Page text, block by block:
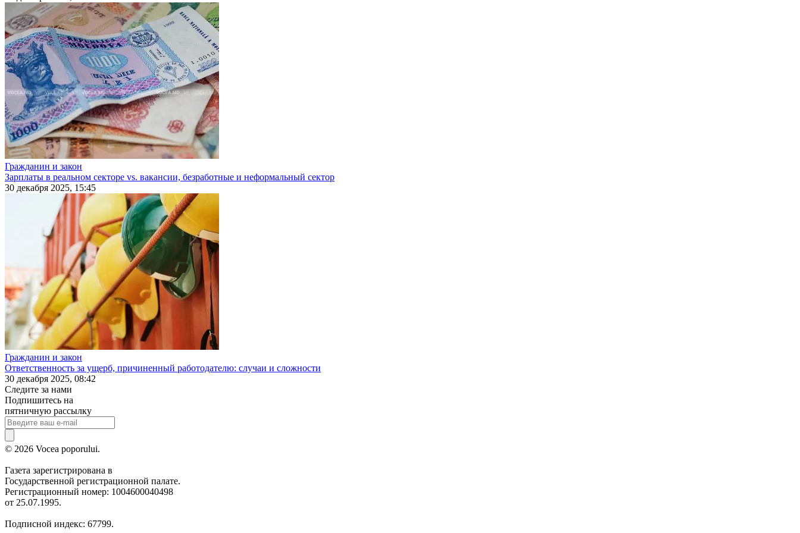
Гражданин и закон
Зарплаты в реальном секторе vs. вакансии, безработные и неформальный сектор
30 декабря 2025, 15:45
Гражданин и закон
Ответственность за ущерб, причиненный работодателю: случаи и сложности
30 декабря 2025, 08:42
Следите за нами
Подпишитесь на
пятничную рассылку
© 2026 Vocea poporului.
Газета зарегистрирована в
Государственной регистрационной палате.
Регистрационный номер: 1004600040498
от 25.07.1995.
Подписной индекс: 67799.